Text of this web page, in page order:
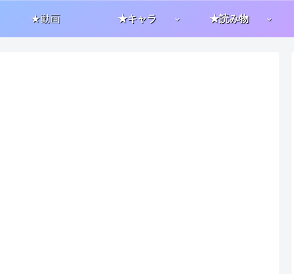
★動画 ★キャラ ★読み物